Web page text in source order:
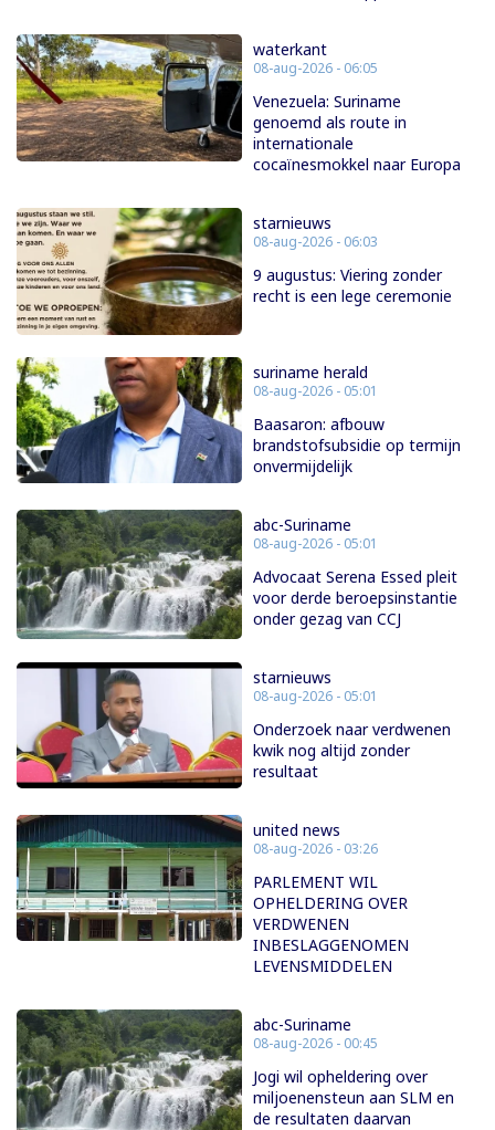
waterkant
08-aug-2026 - 06:05
Venezuela: Suriname
genoemd als route in
internationale
cocaïnesmokkel naar Europa
starnieuws
08-aug-2026 - 06:03
9 augustus: Viering zonder
recht is een lege ceremonie
suriname herald
08-aug-2026 - 05:01
Baasaron: afbouw
brandstofsubsidie op termijn
onvermijdelijk
abc-Suriname
08-aug-2026 - 05:01
Advocaat Serena Essed pleit
voor derde beroepsinstantie
onder gezag van CCJ
starnieuws
08-aug-2026 - 05:01
Onderzoek naar verdwenen
kwik nog altijd zonder
resultaat
united news
08-aug-2026 - 03:26
PARLEMENT WIL
OPHELDERING OVER
VERDWENEN
INBESLAGGENOMEN
LEVENSMIDDELEN
abc-Suriname
08-aug-2026 - 00:45
Jogi wil opheldering over
miljoenensteun aan SLM en
de resultaten daarvan